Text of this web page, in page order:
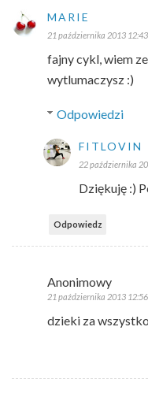
MARIE
21 października 2013 12:43
fajny cykl, wiem
wytlumaczysz :)
Odpowiedzi
FITLOVIN
22 października
Dziękuję :)
Odpowiedz
Anonimowy
21 października 2013 12:56
dzieki za